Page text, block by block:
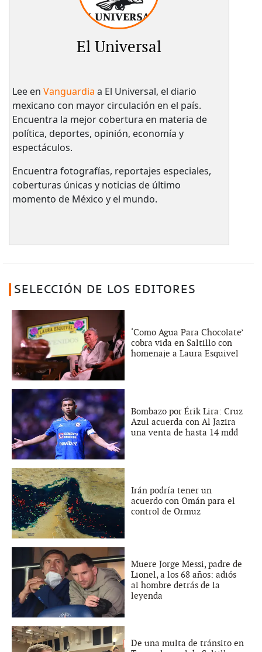
El Universal
Lee en Vanguardia a El Universal, el diario
mexicano con mayor circulación en el país.​
Encuentra la mejor cobertura en materia de
política, deportes, opinión, economía y
espectáculos.
Encuentra fotografías, reportajes especiales,
coberturas únicas y noticias de último
momento de México y el mundo.
SELECCIÓN DE LOS EDITORES
‘Como Agua Para Chocolate’
cobra vida en Saltillo con
homenaje a Laura Esquivel
Bombazo por Érik Lira: Cruz
Azul acuerda con Al Jazira
una venta de hasta 14 mdd
Irán podría tener un
acuerdo con Omán para el
control de Ormuz
Muere Jorge Messi, padre de
Lionel, a los 68 años: adiós
al hombre detrás de la
leyenda
De una multa de tránsito en